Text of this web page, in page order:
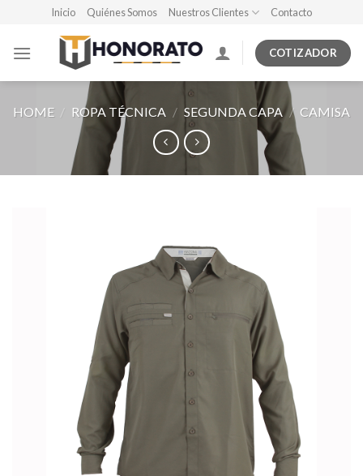
content
Inicio Quiénes Somos Nuestros Clientes Contacto
COTIZADOR
HOME / ROPA TÉCNICA / SEGUNDA CAPA / CAMISA